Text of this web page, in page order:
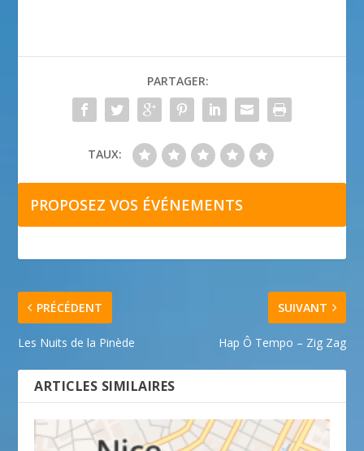
PARTAGER:
TAUX:
PROPOSEZ VOS ÉVÉNEMENTS
PRÉCÉDENT
Les Nuits de la Pinède
SUIVANT
Hap Ô Tempo – Zig Zag
ARTICLES SIMILAIRES